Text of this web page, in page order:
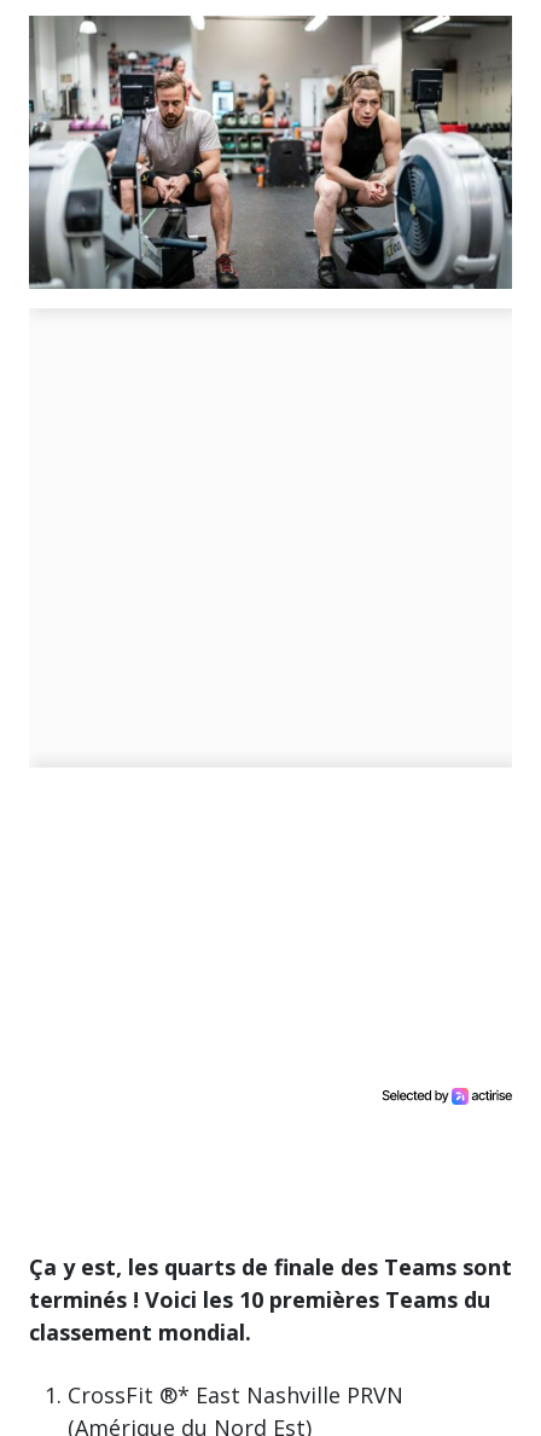
Ça y est, les quarts de finale des Teams sont
terminés ! Voici les 10 premières Teams du
classement mondial.
CrossFit ®* East Nashville PRVN
(Amérique du Nord Est)